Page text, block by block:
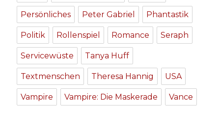
Persönliches Peter Gabriel Phantastik
Politik Rollenspiel Romance Seraph
Servicewüste Tanya Huff
Textmenschen Theresa Hannig USA
Vampire Vampire: Die Maskerade Vance